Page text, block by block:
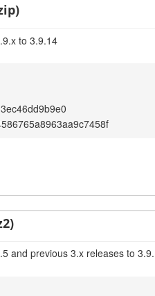
to 3.9.14
and previous 3.x releases to